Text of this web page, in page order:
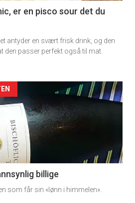
er en pisco sour det du
antyder en svært frisk drink, og den
den passer perfekt også til mat.
billige
som får sin «lønn i himmelen».